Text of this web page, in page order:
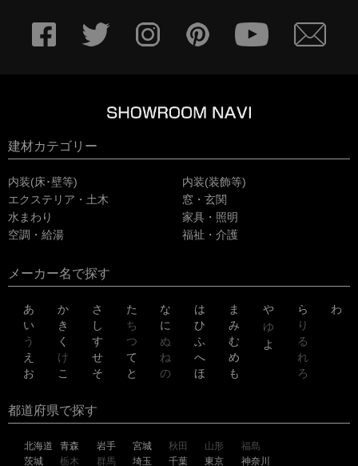
建材カテゴリー
内装(床･壁等)
内装(装飾等)
エクステリア・土木
窓・玄関
水まわり
家具・照明
空調・給湯
福祉・介護
メーカー名で探す
あ
い
う
え
お
か
き
く
け
こ
さ
し
す
せ
そ
た
ち
つ
て
と
な
に
ぬ
ね
の
は
ひ
ふ
へ
ほ
ま
み
む
め
も
や
ゆ
よ
ら
り
る
れ
ろ
わ
都道府県で探す
北海道 青森 岩手 宮城 秋田 山形
福島
茨城
栃木 群馬 埼玉 千葉 東京 神奈川